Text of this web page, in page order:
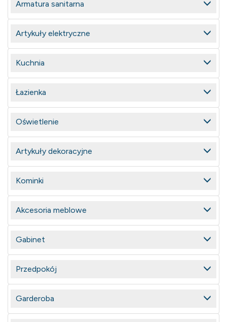
Armatura sanitarna
Artykuły elektryczne
Kuchnia
Łazienka
Oświetlenie
Artykuły dekoracyjne
Kominki
Akcesoria meblowe
Gabinet
Przedpokój
Garderoba